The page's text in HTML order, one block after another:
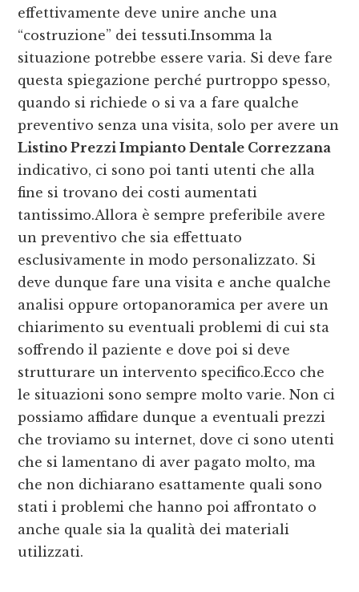
effettivamente deve unire anche una
“costruzione” dei tessuti.Insomma la
situazione potrebbe essere varia. Si deve fare
questa spiegazione perché purtroppo spesso,
quando si richiede o si va a fare qualche
preventivo senza una visita, solo per avere un
Listino Prezzi Impianto Dentale Correzzana
indicativo, ci sono poi tanti utenti che alla
fine si trovano dei costi aumentati
tantissimo.Allora è sempre preferibile avere
un preventivo che sia effettuato
esclusivamente in modo personalizzato. Si
deve dunque fare una visita e anche qualche
analisi oppure ortopanoramica per avere un
chiarimento su eventuali problemi di cui sta
soffrendo il paziente e dove poi si deve
strutturare un intervento specifico.Ecco che
le situazioni sono sempre molto varie. Non ci
possiamo affidare dunque a eventuali prezzi
che troviamo su internet, dove ci sono utenti
che si lamentano di aver pagato molto, ma
che non dichiarano esattamente quali sono
stati i problemi che hanno poi affrontato o
anche quale sia la qualità dei materiali
utilizzati.